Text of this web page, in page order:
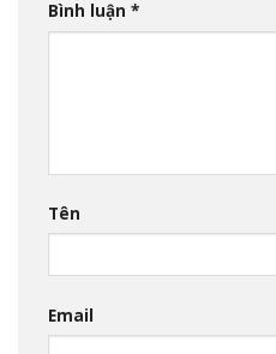
Bình luận *
Tên
Email